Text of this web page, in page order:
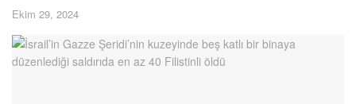
Ekim 29, 2024